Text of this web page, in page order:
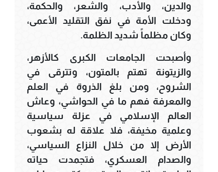
والدين، والأدب، والشعر، والحكمة،
ودخلت الأمة في نفق التقليد الأعمى،
وكان مظلماً شديد الظلمة.
وأصبحت الجامعات الكبرى كالأزهر،
والزيتونة تهتم بالمتون، وتترقى في
الشروح، ومن بلغ الذروة في العلم
والمعرفة فهم ما في الحواشي، وعاش
العالم الإسلامي في عزلة سياسية
وعلمية مخيفة، فلا علاقة له بشعوب
الأرض إلا من خلال النزاع السياسي،
والصدام العسكري، فتجمدت حياته